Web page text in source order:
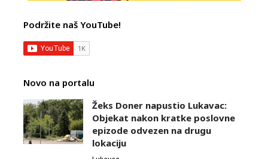
Podržite naš YouTube!
Novo na portalu
Žeks Doner napustio Lukavac:
Objekat nakon kratke poslovne
epizode odvezen na drugu
lokaciju